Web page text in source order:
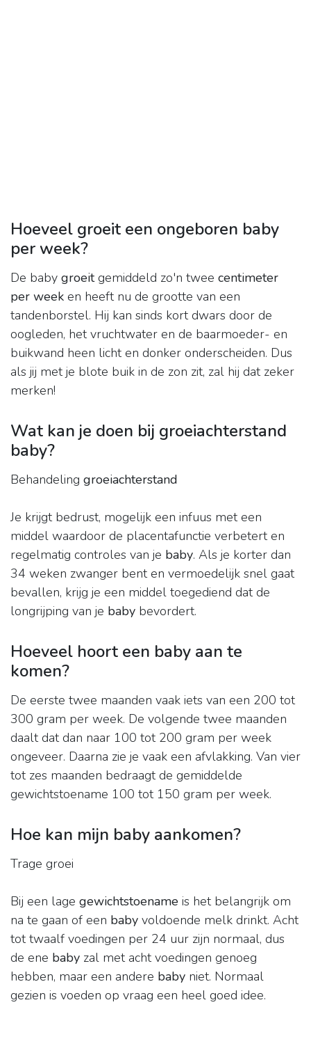
Hoeveel groeit een ongeboren baby
per week?
De baby groeitgemiddeld zo'n twee centimeter
per week en heeft nu de grootte van een
tandenborstel. Hij kan sinds kort dwars door de
oogleden, het vruchtwater en de baarmoeder- en
buikwand heen licht en donker onderscheiden. Dus
als jij met je blote buik in de zon zit, zal hij dat zeker
merken!
Wat kan je doen bij groeiachterstand
baby?
Behandeling groeiachterstand
Je krijgt bedrust, mogelijk een infuus met een
middel waardoor de placentafunctie verbetert en
regelmatig controles van je baby. Als je korter dan
34 weken zwanger bent en vermoedelijk snel gaat
bevallen, krijg je een middel toegediend dat de
longrijping van je baby bevordert.
Hoeveel hoort een baby aan te
komen?
De eerste twee maanden vaak iets van een 200 tot
300 gram per week. De volgende twee maanden
daalt dat dan naar 100 tot 200 gram per week
ongeveer. Daarna zie je vaak een afvlakking. Van vier
tot zes maanden bedraagt de gemiddelde
gewichtstoename 100 tot 150 gram per week.
Hoe kan mijn baby aankomen?
Trage groei
Bij een lage gewichtstoename is het belangrijk om
na te gaan of een baby voldoende melk drinkt. Acht
tot twaalf voedingen per 24 uur zijn normaal, dus
de ene baby zal met acht voedingen genoeg
hebben, maar een andere baby niet. Normaal
gezien is voeden op vraag een heel goed idee.